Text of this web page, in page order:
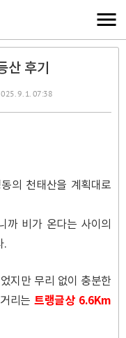
산 후기
9. 1. 07:38
의 천태산을 계획대로
까 비가 온다는 사이의
.
지만 무리 없이 충분한
리는트랭글상 6.6Km